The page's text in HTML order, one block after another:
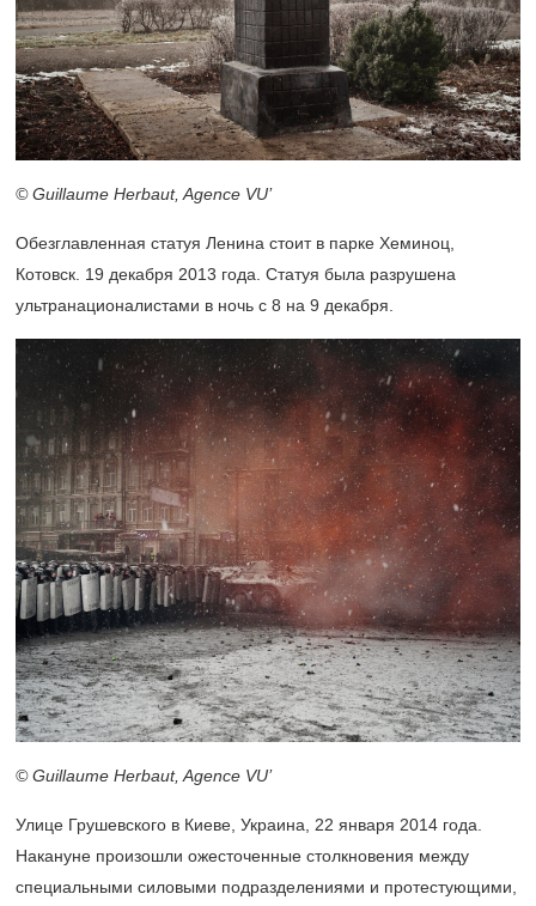
© Guillaume Herbaut, Agence VU’
Обезглавленная статуя Ленина стоит в парке Хеминоц,
Котовск. 19 декабря 2013 года. Статуя была разрушена
ультранационалистами в ночь с 8 на 9 декабря.
© Guillaume Herbaut, Agence VU’
Улице Грушевского в Киеве, Украина, 22 января 2014 года.
Накануне произошли ожесточенные столкновения между
специальными силовыми подразделениями и протестующими,